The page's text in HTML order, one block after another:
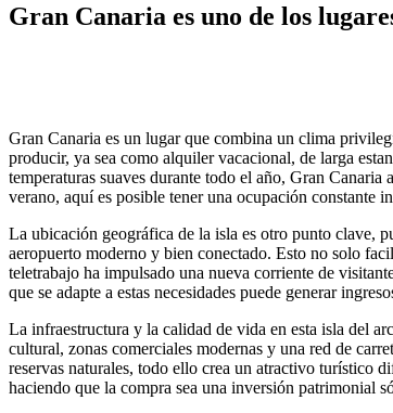
Gran Canaria es uno de los
Gran Canaria es un lugar que combina un clima
producir, ya sea como alquiler vacacional, de larga
temperaturas suaves durante todo el año, Gran
verano, aquí es posible tener una ocupación constante
La ubicación geográfica de la isla es otro punto clave,
aeropuerto moderno y bien conectado. Esto no solo
teletrabajo ha impulsado una nueva corriente de
que se adapte a estas necesidades puede generar
La infraestructura y la calidad de vida en esta isla del
cultural, zonas comerciales modernas y una red de
reservas naturales, todo ello crea un atractivo turístico
haciendo que la compra sea una inversión patrimonial